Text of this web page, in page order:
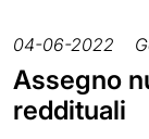
04-06-2022
Assegno
reddituali